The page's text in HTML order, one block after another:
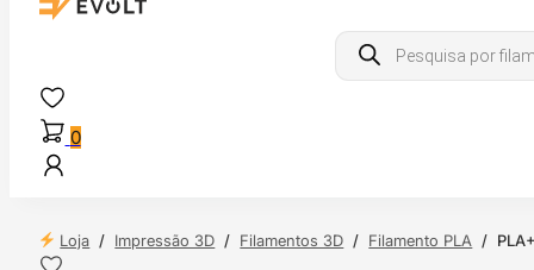
Products
search
0
Loja / Impressão 3D / Filamentos 3D / Filamento PLA /